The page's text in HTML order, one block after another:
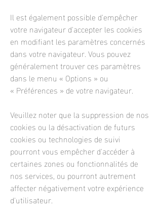
Il est également possible d'empêcher
votre navigateur d'accepter les cookies
en modifiant les paramètres concernés
dans votre navigateur. Vous pouvez
généralement trouver ces paramètres
dans le menu « Options » ou
« Préférences » de votre navigateur.
Veuillez noter que la suppression de nos
cookies ou la désactivation de futurs
cookies ou technologies de suivi
pourront vous empêcher d'accéder à
certaines zones ou fonctionnalités de
nos services, ou pourront autrement
affecter négativement votre expérience
d'utilisateur.